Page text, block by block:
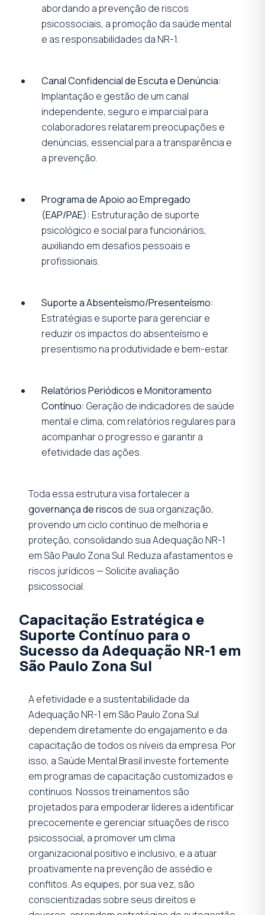
abordando a prevenção de riscos
psicossociais, a promoção da saúde mental
e as responsabilidades da NR-1.
Canal Confidencial de Escuta e Denúncia:
Implantação e gestão de um canal
independente, seguro e imparcial para
colaboradores relatarem preocupações e
denúncias, essencial para a transparência e
a prevenção.
Programa de Apoio ao Empregado
(EAP/PAE): Estruturação de suporte
psicológico e social para funcionários,
auxiliando em desafios pessoais e
profissionais.
Suporte a Absenteísmo/Presenteísmo:
Estratégias e suporte para gerenciar e
reduzir os impactos do absenteísmo e
presentismo na produtividade e bem-estar.
Relatórios Periódicos e Monitoramento
Contínuo: Geração de indicadores de saúde
mental e clima, com relatórios regulares para
acompanhar o progresso e garantir a
efetividade das ações.
Toda essa estrutura visa fortalecer a
governança de riscos de sua organização,
provendo um ciclo contínuo de melhoria e
proteção, consolidando sua Adequação NR-1
em São Paulo Zona Sul. Reduza afastamentos e
riscos jurídicos — Solicite avaliação
psicossocial.
Capacitação Estratégica e
Suporte Contínuo para o
Sucesso da Adequação NR-1 em
São Paulo Zona Sul
A efetividade e a sustentabilidade da
Adequação NR-1 em São Paulo Zona Sul
dependem diretamente do engajamento e da
capacitação de todos os níveis da empresa. Por
isso, a Saúde Mental Brasil investe fortemente
em programas de capacitação customizados e
contínuos. Nossos treinamentos são
projetados para empoderar líderes a identificar
precocemente e gerenciar situações de risco
psicossocial, a promover um clima
organizacional positivo e inclusivo, e a atuar
proativamente na prevenção de assédio e
conflitos. As equipes, por sua vez, são
conscientizadas sobre seus direitos e